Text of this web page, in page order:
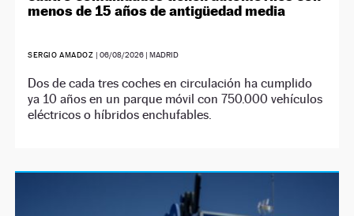
menos de 15 años de antigüedad media
SERGIO AMADOZ |06/08/2026 | MADRID
Dos de cada tres coches en circulación ha cumplido
ya 10 años en un parque móvil con 750.000 vehículos
eléctricos o híbridos enchufables.